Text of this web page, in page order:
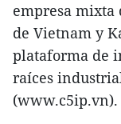
empresa mixta
de Vietnam y
plataforma de
raíces
(www.c5ip.vn).